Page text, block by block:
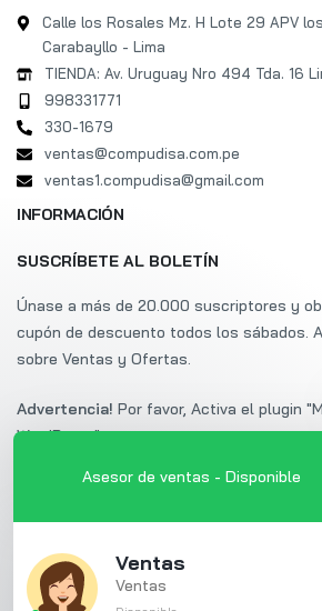
Calle los Rosales Mz. H Lote 29 APV
Carabayllo - Lima
TIENDA: Av. Uruguay Nro 494 Tda. 16
998331771
330-1679
ventas@compudisa.com.pe
ventas1.compudisa@gmail.com
INFORMACIÓN
MI CUENTA
SUSCRÍBETE AL BOLETÍN
Únase a más de 20.000 suscriptores y
cupón de descuento todos los sábados.
sobre Ventas y Ofertas.
Advertencia! Por favor, Activa el plugin
WordPress".
Suscríbete a Uminex y obtén un 20% de
Asesor de ventas - Disponible
Ventas
Ventas